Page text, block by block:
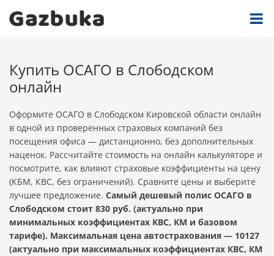
Купить ОСАГО в Слободском
онлайн
Оформите ОСАГО в Слободском Кировской области онлайн
в одной из проверенных страховых компаний без
посещения офиса — дистанционно, без дополнительных
наценок. Рассчитайте стоимость на онлайн калькуляторе и
посмотрите, как влияют страховые коэффициенты на цену
(КБМ, КВС, без ограничений). Сравните цены и выберите
лучшее предложение. Самый дешевый полис ОСАГО в
Слободском стоит 830 руб. (актуально при
минимальных коэффициентах КВС, КМ и базовом
тарифе). Максимальная цена автострахования — 10127
(актуально при максимальных коэффициентах КВС, КМ